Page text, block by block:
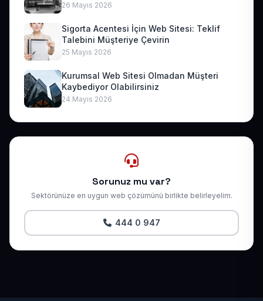
26 Mayıs 2026
Sigorta Acentesi İçin Web Sitesi: Teklif
Talebini Müşteriye Çevirin
25 Mayıs 2026
Kurumsal Web Sitesi Olmadan Müşteri
Kaybediyor Olabilirsiniz
24 Mayıs 2026
Sorunuz mu var?
Sektörünüze en uygun web çözümünü birlikte belirleyelim.
444 0 947